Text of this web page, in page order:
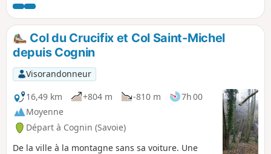
les Bauges, la Chartreuse, l’Épine, le Lac
du Bourget.
Col du Crucifix et Col Saint-Michel
depuis Cognin
Visorandonneur
16,49 km
+804 m -810 m
7h 00
Moyenne
Départ à Cognin (Savoie)
De la ville à la montagne sans sa voiture. Une